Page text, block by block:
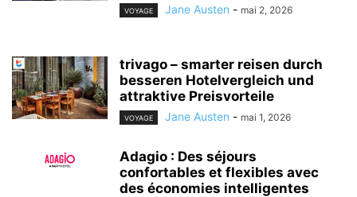
VOYAGE Jane Austen - mai 2, 2026
trivago – smarter reisen durch
besseren Hotelvergleich und
attraktive Preisvorteile
VOYAGE Jane Austen - mai 1, 2026
Adagio : Des séjours
confortables et flexibles avec
des économies intelligentes